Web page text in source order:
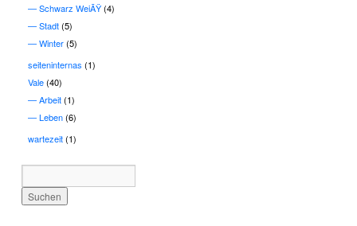
Schwarz WeiÃŸ(4)
Stadt(5)
Winter(5)
seiteninternas (1)
Vale(40)
Arbeit(1)
Leben(6)
wartezeit(1)